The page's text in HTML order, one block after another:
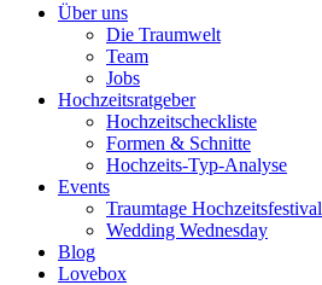
Über uns
Die Traumwelt
Team
Jobs
Hochzeitsratgeber
Hochzeitscheckliste
Formen & Schnitte
Hochzeits-Typ-Analyse
Events
Traumtage Hochzeitsfestival
Wedding Wednesday
Blog
Lovebox